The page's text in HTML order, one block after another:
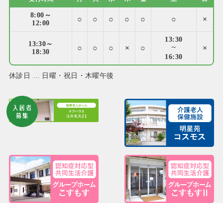
8:00～
12:00
○ ○ ○ ○ ○ ○ ×
13:30～
18:30
○ ○ ○ × ○
13:30
～
16:30
×
休診日 … 日曜・祝日・木曜午後